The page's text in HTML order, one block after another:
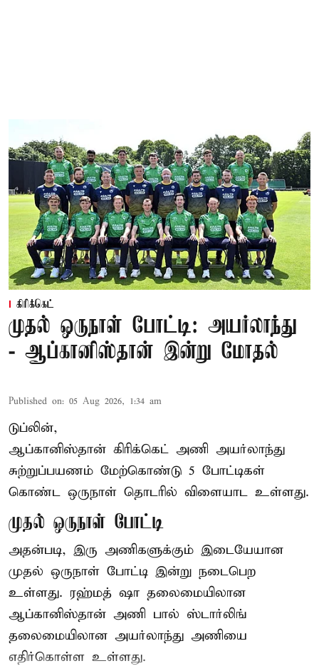
கிரிக்கெட்
முதல் ஒருநாள் போட்டி: அயர்லாந்து
- ஆப்கானிஸ்தான் இன்று மோதல்
Published on: 05 Aug 2026, 1:34 am
டுப்லின்,
ஆப்கானிஸ்தான் கிரிக்கெட் அணி அயர்லாந்து
சுற்றுப்பயணம் மேற்கொண்டு 5 போட்டிகள்
கொண்ட ஒருநாள் தொடரில் விளையாட உள்ளது.
முதல் ஒருநாள் போட்டி
அதன்படி, இரு அணிகளுக்கும் இடையேயான
முதல் ஒருநாள் போட்டி இன்று நடைபெற
உள்ளது. ரஹ்மத் ஷா தலைமையிலான
ஆப்கானிஸ்தான் அணி பால் ஸ்டார்லிங்
தலைமையிலான அயர்லாந்து அணியை
எதிர்கொள்ள உள்ளது.